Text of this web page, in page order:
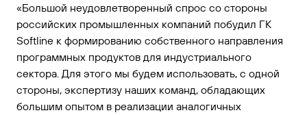
«Большой неудовлетворенный спрос со стороны
российских промышленных компаний побудил ГК
Softline к формированию собственного направления
программных продуктов для индустриального
сектора. Для этого мы будем использовать, с одной
стороны, экспертизу наших команд, обладающих
большим опытом в реализации аналогичных